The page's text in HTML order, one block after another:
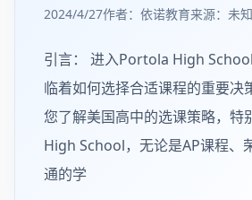
2024/4/27作者：依诺教育来源： 未知
引言： 进入Portola High
临着如何选择合适课程的重要决
您了解美国高中的选课策略，特
High School，无论是AP课程、
通的学